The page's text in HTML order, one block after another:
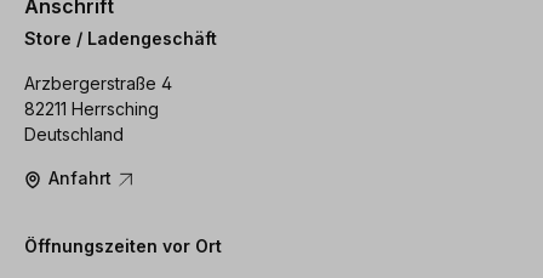
Anschrift
Store / Ladengeschäft
Arzbergerstraße 4
82211 Herrsching
Deutschland
Anfahrt
Öffnungszeiten vor Ort